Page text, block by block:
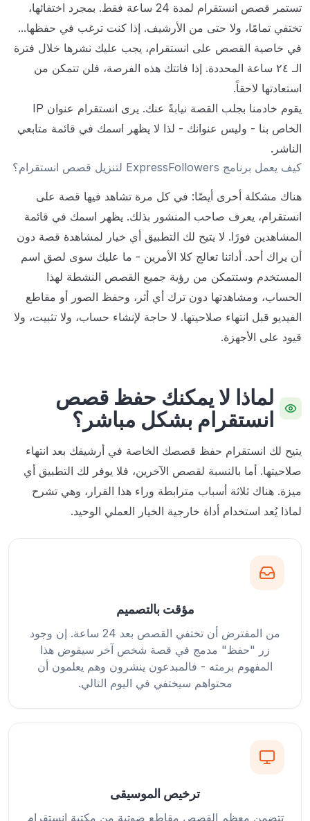
تستمر قصص انستقرام لمدة 24 ساعة فقط. بمجرد اختفائها،
تختفي تمامًا، ولا حتى من الأرشيف. إذا كنت ترغب في حفظها...
في خاصية القصص على انستقرام، يجب عليك نشرها خلال فترة
الـ ٢٤ ساعة المحددة. إذا فاتتك هذه الفرصة، فلن تتمكن من
استعادتها لاحقاً.
يقوم خادمنا بجلب القصة نيابةً عنك. يرى انستقرام عنوان IP
الخاص بنا - وليس عنوانك - لذا لا يظهر اسمك في قائمة متابعي
الناشر.
كيف يعمل برنامج ExpressFollowers لتنزيل قصص انستقرام؟
هناك مشكلة أخرى أيضًا: في كل مرة تشاهد فيها قصة على
انستقرام، يعرف صاحب المنشور بذلك. يظهر اسمك في قائمة
المشاهدين فورًا. لا يتيح لك التطبيق أي خيار لمشاهدة قصة دون
أن يراك أحد. أداتنا تعالج كلا الأمرين - ما عليك سوى لصق اسم
المستخدم وستتمكن من رؤية جميع القصص النشطة لهذا
الحساب، ومشاهدتها دون ترك أي أثر، وحفظ الصور أو مقاطع
الفيديو قبل انتهاء صلاحيتها. لا حاجة لإنشاء حساب، ولا تثبيت، ولا
قيود على الأجهزة.
لماذا لا يمكنك حفظ قصص
انستقرام بشكل مباشر؟
يتيح لك انستقرام حفظ قصصك الخاصة في أرشيفك بعد انتهاء
صلاحيتها. أما بالنسبة لقصص الآخرين، فلا يوفر لك التطبيق أي
ميزة. هناك ثلاثة أسباب مترابطة وراء هذا القرار، وهي تشرح
لماذا يُعد استخدام أداة خارجية الخيار العملي الوحيد.
مؤقت بالتصميم
من المفترض أن تختفي القصص بعد 24 ساعة. إن وجود
زر "حفظ" مدمج في قصة شخص آخر سيقوض هذا
المفهوم برمته - فالمبدعون ينشرون وهم يعلمون أن
محتواهم سيختفي في اليوم التالي.
ترخيص الموسيقى
تتضمن معظم القصص مقاطع صوتية من مكتبة انستقرام